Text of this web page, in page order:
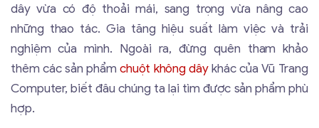
dây vừa có độ thoải mái, sang trọng vừa nâng cao
những thao tác. Gia tăng hiệu suất làm việc và trải
nghiệm của mình. Ngoài ra, đừng quên tham khảo
thêm các sản phẩm chuột không dâykhác của Vũ Trang
Computer, biết đâu chúng ta lại tìm được sản phẩm phù
hợp.